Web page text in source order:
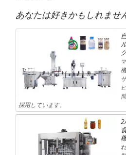
あなたは好きかもしれませ
採用しています。